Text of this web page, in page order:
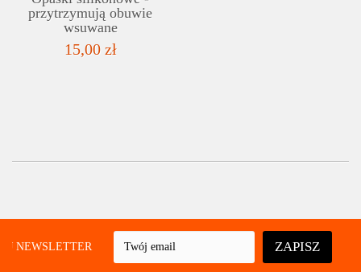
przytrzymują obuwie
wsuwane
15,00 zł
NEWSLETTER ZAPISZ